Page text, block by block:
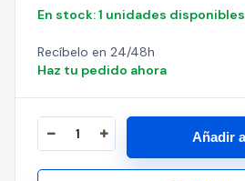
En stock: 1 unidades disponibles
Recíbelo en 24/48h
Haz tu pedido ahora
Añadir